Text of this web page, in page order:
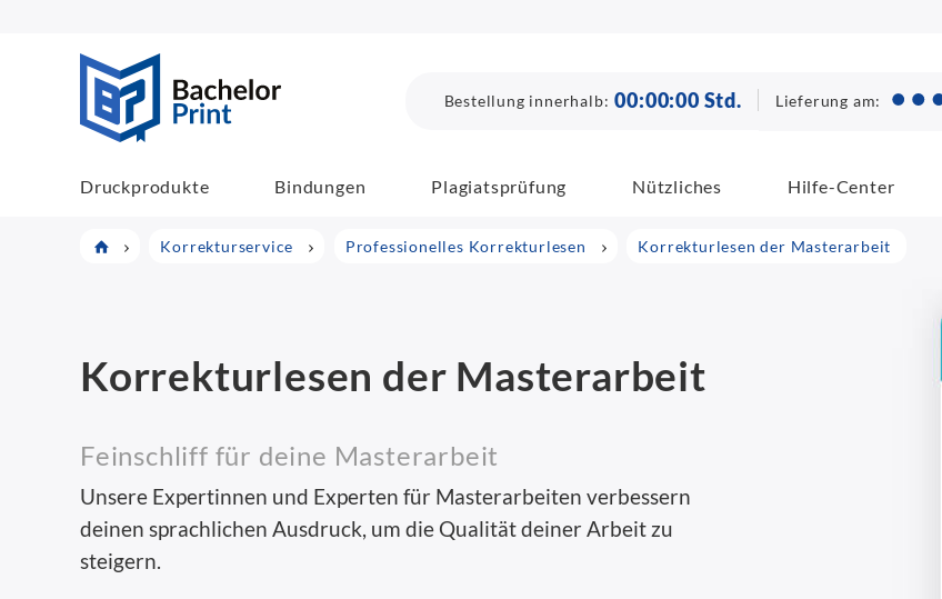
Bestellung innerhalb: 00:00:00 Std. Lieferung am:
Druckprodukte Bindungen Plagiatsprüfung Nützliches Hilfe-Center
Korrekturservice Professionelles Korrekturlesen Korrekturlesen der Masterarbeit
Korrekturlesen der Masterarbeit
Feinschliff für deine Masterarbeit
Unsere Expertinnen und Experten für Masterarbeiten verbessern
deinen sprachlichen Ausdruck, um die Qualität deiner Arbeit zu
steigern.